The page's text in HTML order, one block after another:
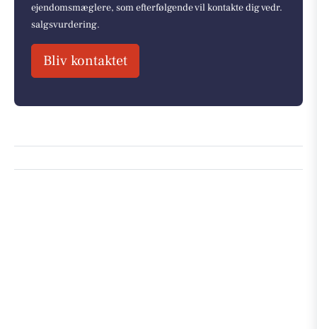
ejendomsmæglere, som efterfølgende vil kontakte dig vedr.
salgsvurdering.
Bliv kontaktet